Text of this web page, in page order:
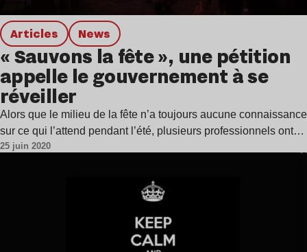
Articles news
« Sauvons la fête », une pétition
appelle le gouvernement à se
réveiller
Alors que le milieu de la fête n’a toujours aucune connaissance
sur ce qui l’attend pendant l’été, plusieurs professionnels ont…
25 juin 2020